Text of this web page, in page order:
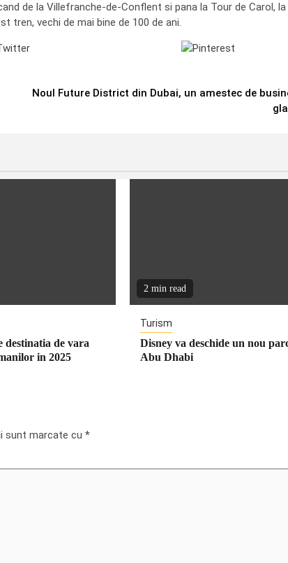
de la Villefranche-de-Conflent si pana la Tour de Carol, la
tren, vechi de mai bine de 100 de ani.
Tweet
Noul Future District din Dubai, un amestec de
destinatia de vara
in 2025
2 min read
Turism
Disney va deschide un nou
Abu Dhabi
sunt marcate cu *